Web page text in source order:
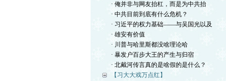
· 俺并非与网友抬杠，而是为中共抬
· 中共目前到底有什么危机？
· 习近平的权力基础——与吴国光以及
· 雄安有价值
· 川普与哈里斯都没啥理论哈
· 暴发户百步大王的产生与归宿
· 北戴河传言真的是啥假的是什么？
【习大大戏万点红】